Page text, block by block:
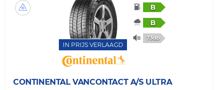
IN PRIJS VERLAAGD
B
B
73db
CONTINENTAL VANCONTACT A/S ULTRA